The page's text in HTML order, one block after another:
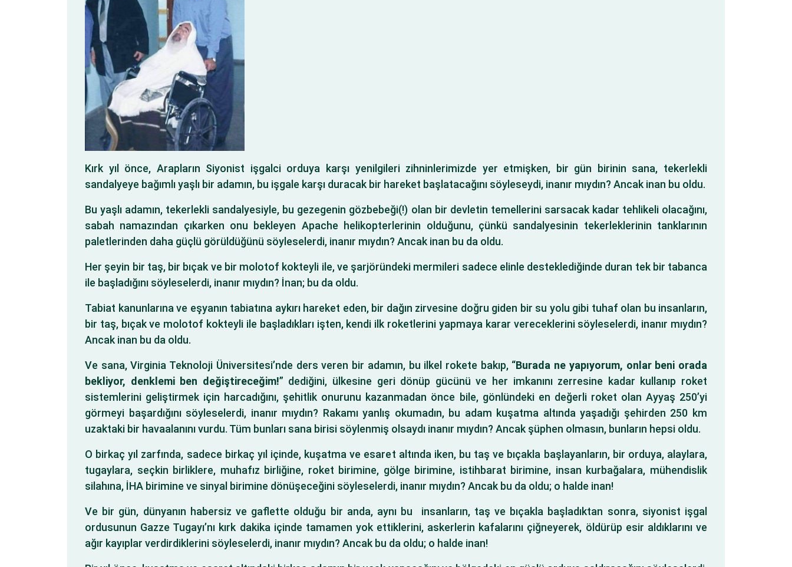
Kırk yıl önce, Arapların Siyonist işgalci orduya karşı yenilgileri zihninlerimizde yer etmişken, bir gün birinin sana, tekerlekli
sandalyeye bağımlı yaşlı bir adamın, bu işgale karşı duracak bir hareket başlatacağını söyleseydi, inanır mıydın? Ancak inan bu oldu.
Bu yaşlı adamın, tekerlekli sandalyesiyle, bu gezegenin gözbebeği(!) olan bir devletin temellerini sarsacak kadar tehlikeli olacağını,
sabah namazından çıkarken onu bekleyen Apache helikopterlerinin olduğunu, çünkü sandalyesinin tekerleklerinin tanklarının
paletlerinden daha güçlü görüldüğünü söyleselerdi, inanır mıydın? Ancak inan bu da oldu.
Her şeyin bir taş, bir bıçak ve bir molotof kokteyli ile, ve şarjöründeki mermileri sadece elinle desteklediğinde duran tek bir tabanca
ile başladığını söyleselerdi, inanır mıydın? İnan; bu da oldu.
Tabiat kanunlarına ve eşyanın tabiatına aykırı hareket eden, bir dağın zirvesine doğru giden bir su yolu gibi tuhaf olan bu insanların,
bir taş, bıçak ve molotof kokteyli ile başladıkları işten, kendi ilk roketlerini yapmaya karar vereceklerini söyleselerdi, inanır mıydın?
Ancak inan bu da oldu.
Ve sana, Virginia Teknoloji Üniversitesi’nde ders veren bir adamın, bu ilkel rokete bakıp, “Burada ne yapıyorum, onlar beni orada
bekliyor, denklemi ben değiştireceğim!” dediğini, ülkesine geri dönüp gücünü ve her imkanını zerresine kadar kullanıp roket
sistemlerini geliştirmek için harcadığını, şehitlik onurunu kazanmadan önce bile, gönlündeki en değerli roket olan Ayyaş 250’yi
görmeyi başardığını söyleselerdi, inanır mıydın? Rakamı yanlış okumadın, bu adam kuşatma altında yaşadığı şehirden 250 km
uzaktaki bir havaalanını vurdu. Tüm bunları sana birisi söylenmiş olsaydı inanır mıydın? Ancak şüphen olmasın, bunların hepsi oldu.
O birkaç yıl zarfında, sadece birkaç yıl içinde, kuşatma ve esaret altında iken, bu taş ve bıçakla başlayanların, bir orduya, alaylara,
tugaylara, seçkin birliklere, muhafız birliğine, roket birimine, gölge birimine, istihbarat birimine, insan kurbağalara, mühendislik
silahına, İHA birimine ve sinyal birimine dönüşeceğini söyleselerdi, inanır mıydın? Ancak bu da oldu; o halde inan!
Ve bir gün, dünyanın habersiz ve gaflette olduğu bir anda, aynı bu insanların, taş ve bıçakla başladıktan sonra, siyonist işgal
ordusunun Gazze Tugayı’nı kırk dakika içinde tamamen yok ettiklerini, askerlerin kafalarını çiğneyerek, öldürüp esir aldıklarını ve
ağır kayıplar verdirdiklerini söyleselerdi, inanır mıydın? Ancak bu da oldu; o halde inan!